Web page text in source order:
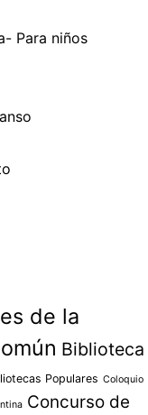
Para niños
de la
Biblioteca
Populares Coloquio
Concurso de